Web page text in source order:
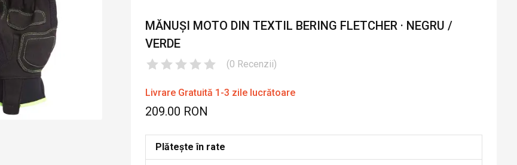
MĂNUȘI MOTO DIN TEXTIL BERING FLETCHER · NEGRU /
VERDE
(0 Recenzii)
Livrare Gratuită 1-3 zile lucrătoare
209.00 RON
Plătește în rate